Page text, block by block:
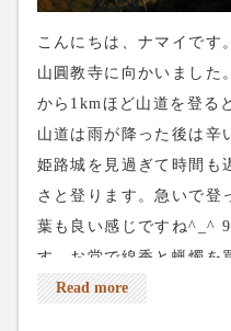
こんにちは、ナマイです
山圓教寺に向かいました
から1kmほど山道を登る
山道は雨が降った後は辛
姫路城を見過ぎて時間も
さと登ります。急いで登
葉も良い感じですね^_^
す。お堂で線香と蝋燭を
作られたお堂。1000年前
Read more